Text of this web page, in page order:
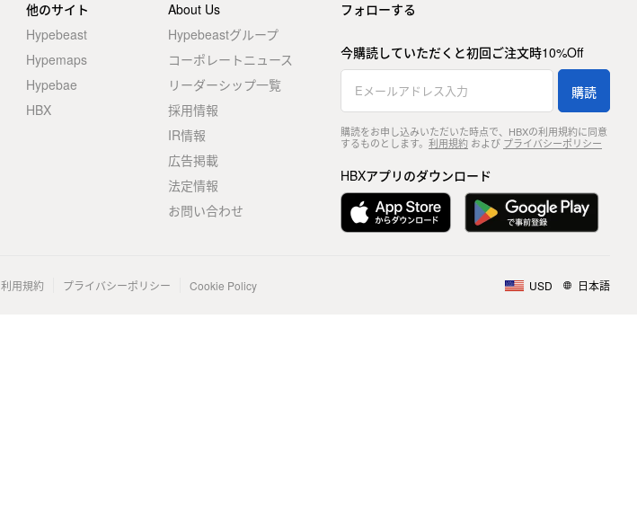
他のサイト
Hypebeast
Hypemaps
Hypebae
HBX
About Us
Hypebeastグループ
コーポレートニュース
リーダーシップ一覧
採用情報
IR情報
広告掲載
法定情報
お問い合わせ
フォローする
今購読していただくと初回ご注文時10%Off
購読
購読をお申し込みいただいた時点で、HBXの利用規約に同意
するものとします。 利用規約および プライバシーポリシー
HBXアプリのダウンロード
利用規約 プライバシーポリシー Cookie Policy USD 日本語